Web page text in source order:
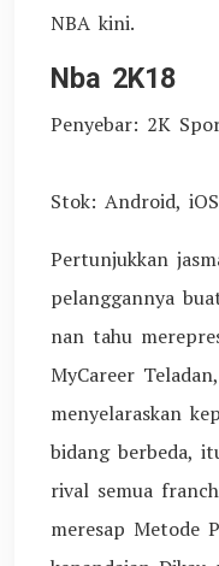
NBA kini.
Nba 2K18
Penyebar: 2K
Stok: Android, iOS
Pertunjukkan
pelanggannya
nan tahu
MyCareer
menyelaraskan
bidang berbeda,
rival semua
meresap Metode